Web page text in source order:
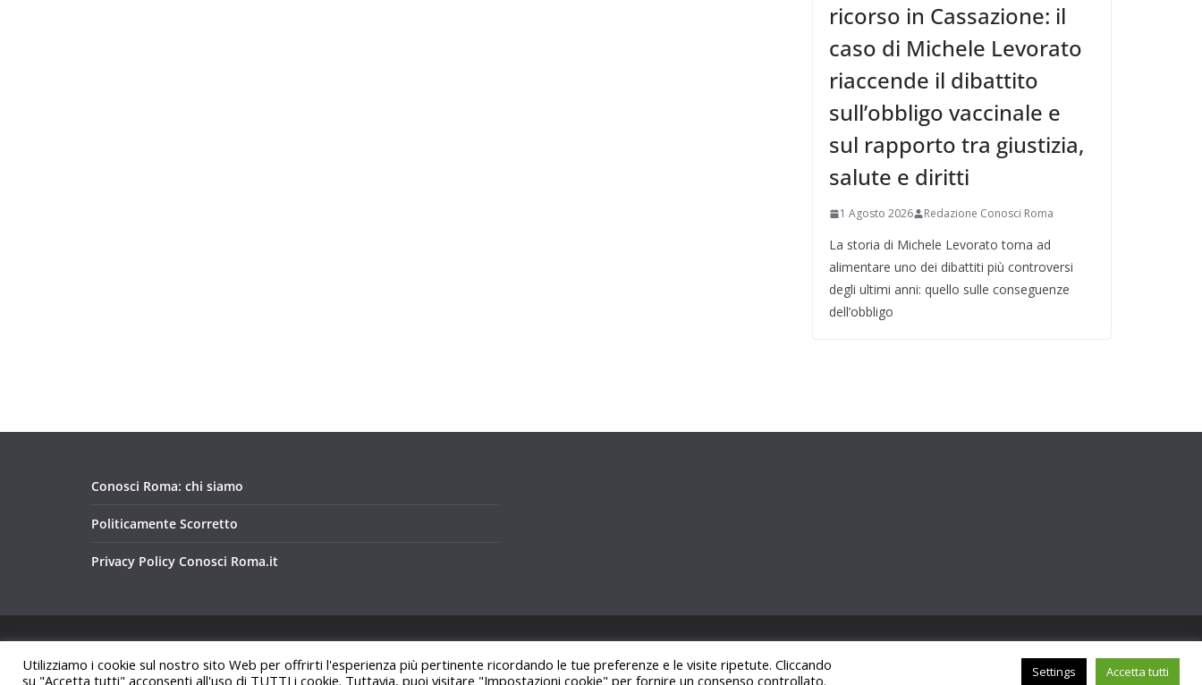
ricorso in Cassazione: il
caso di Michele Levorato
riaccende il dibattito
sull’obbligo vaccinale e
sul rapporto tra giustizia,
salute e diritti
1 Agosto 2026 Redazione Conosci Roma
La storia di Michele Levorato torna ad
alimentare uno dei dibattiti più controversi
degli ultimi anni: quello sulle conseguenze
dell’obbligo
Conosci Roma: chi siamo
Politicamente Scorretto
Privacy Policy Conosci Roma.it
Tema:ColorMagdi ThemeGrill. Powered byWordPress.
Utilizziamo i cookie sul nostro sito Web per offrirti l'esperienza più pertinente ricordando le tue preferenze e le visite ripetute. Cliccando
su "Accetta tutti" acconsenti all'uso di TUTTI i cookie. Tuttavia, puoi visitare "Impostazioni cookie" per fornire un consenso controllato.
Settings Accetta tutti